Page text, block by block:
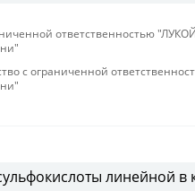
ответственностью
с ограниченной
линейной